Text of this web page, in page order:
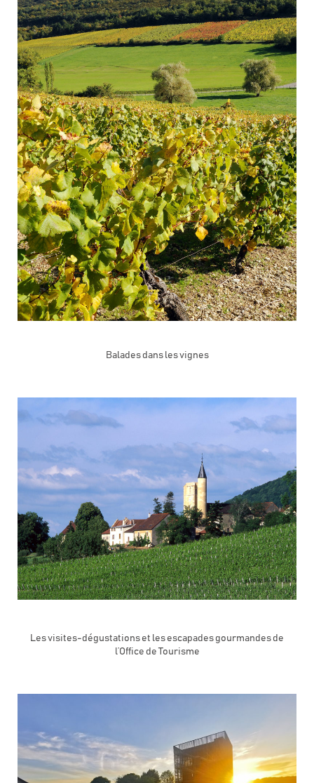
Balades dans les vignes
Les visites-dégustations et les escapades gourmandes de
l’Office de Tourisme